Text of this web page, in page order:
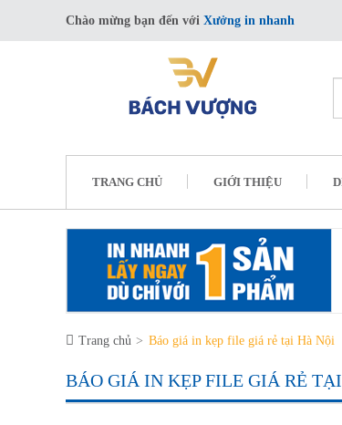
Chào mừng bạn đến với Xưởng in nhanh
TRANG CHỦ GIỚI THIỆU
Trang chủ Báo giá in kẹp file giá rẻ tại Hà Nội
BÁO GIÁ IN KẸP FILE GIÁ RẺ